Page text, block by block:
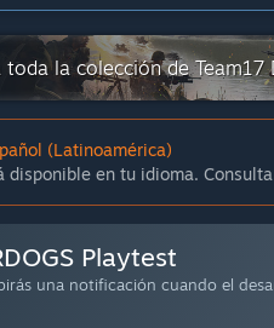
engage with developers via
estar este juego en Acceso
to remain in Early Access
a long time.
for expanding content,
duration may change
WARDOGS to be priced
toda la colección de Team17
(Latinoamérica)
disponible en tu idioma.
Playtest
una notificación cuando el